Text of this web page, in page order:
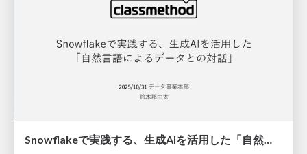
Snowflakeで実践する、生成AIを活用した「自然言語によるデータとの対話」